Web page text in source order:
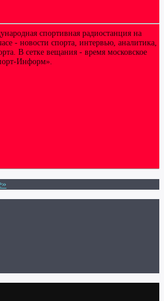
спортивная радиостанция на
- новости спорта, интервью, аналитика,
В сетке вещания - время московское
Информ».